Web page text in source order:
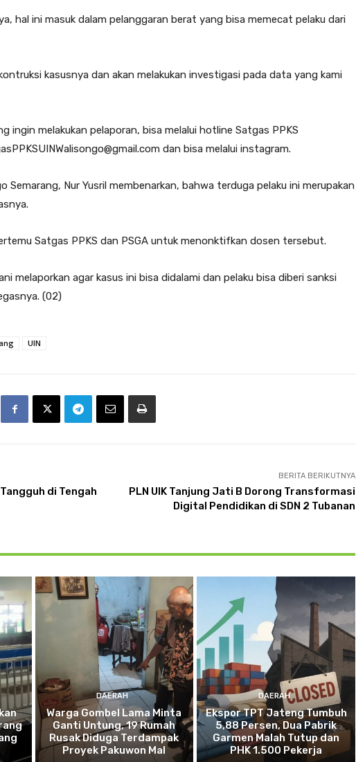
hal ini masuk dalam pelanggaran berat yang bisa memecat pelaku dari
kasusnya dan akan melakukan investigasi pada data yang kami
ingin melakukan pelaporan, bisa melalui hotline Satgas PPKS
dan bisa melalui instagram.
Semarang, Nur Yusril membenarkan, bahwa terduga pelaku ini merupakan
Satgas PPKS dan PSGA untuk menonktifkan dosen tersebut.
melaporkan agar kasus ini bisa didalami dan pelaku bisa diberi sanksi
(02)
UIN
di Tengah
BERITA BERIKUTNYA
PLN UIK Tanjung Jati B Dorong Transformasi
Digital Pendidikan di SDN 2 Tubanan
DAERAH
Warga Gombel Lama Minta
Ganti Untung, 19 Rumah
Rusak Diduga Terdampak
Proyek Pakuwon Mal
DAERAH
Ekspor TPT Jateng Tumbuh
5,88 Persen, Dua Pabrik
Garmen Malah Tutup dan
PHK 1.500 Pekerja